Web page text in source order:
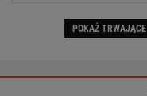
POKAŻ TRWAJĄCE